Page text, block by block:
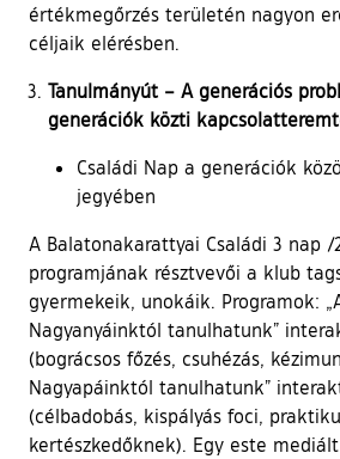
értékmegőrzés területén nagyon
céljaik elérésben.
Tanulmányút – A generációs
generációk közti
Családi Nap a generációk
jegyében
A Balatonakarattyai Családi 3 nap /
programjának résztvevői a klub
gyermekeik, unokáik. Programok:
Nagyanyáinktól tanulhatunk”
(bográcsos főzés, csuhézás,
Nagyapáinktól tanulhatunk”
(célbadobás, kispályás foci,
kertészkedőknek). Egy este